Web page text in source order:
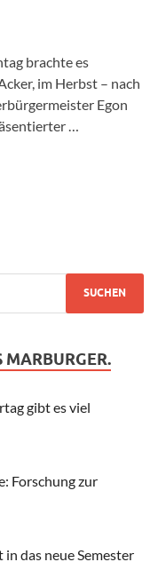
brachte es
im Herbst – nach
Egon
…
MARBURGER.
gibt es viel
Forschung zur
das neue Semester